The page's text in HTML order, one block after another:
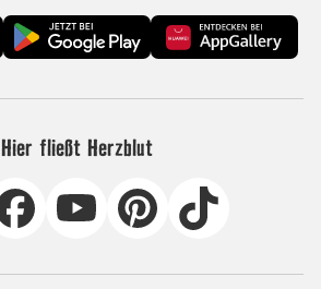
Hier fließt Herzblut